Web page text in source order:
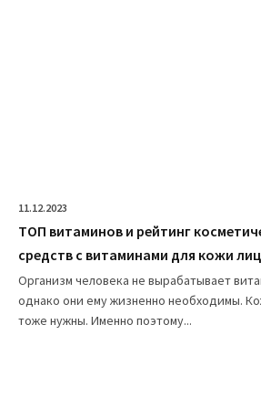
11.12.2023
ТОП витаминов и рейтинг
средств с витаминами для кожи
Организм человека не вырабатывает
однако они ему жизненно необходимы.
тоже нужны. Именно поэтому...